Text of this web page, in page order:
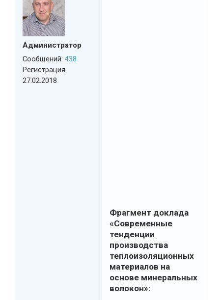
Администратор
Сообщений: 438
Регистрация:
27.02.2018
Фрагмент доклада
«Современные
тенденции
производства
теплоизоляционных
материалов на
основе минеральных
волокон»: